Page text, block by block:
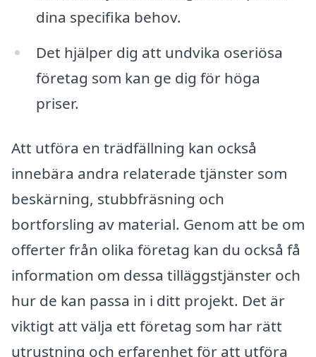
dina specifika behov.
Det hjälper dig att undvika oseriösa
företag som kan ge dig för höga
priser.
Att utföra en trädfällning kan också
innebära andra relaterade tjänster som
beskärning, stubbfräsning och
bortforsling av material. Genom att be om
offerter från olika företag kan du också få
information om dessa tilläggstjänster och
hur de kan passa in i ditt projekt. Det är
viktigt att välja ett företag som har rätt
utrustning och erfarenhet för att utföra